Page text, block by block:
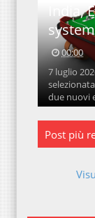
India,
00:00
7 luglio
due nuovi
Post più